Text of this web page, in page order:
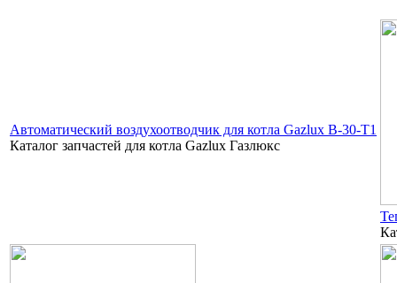
Автоматический воздухоотводчик для котла Gazlux B-30-T1
Каталог запчастей для котла Gazlux Газлюкс